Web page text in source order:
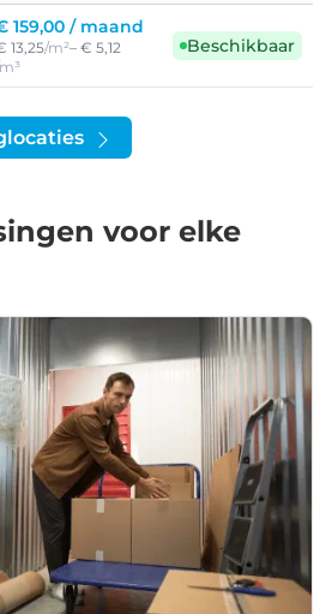
159,00 / maand
13,25/m²– € 5,12
Beschikbaar
voor elke